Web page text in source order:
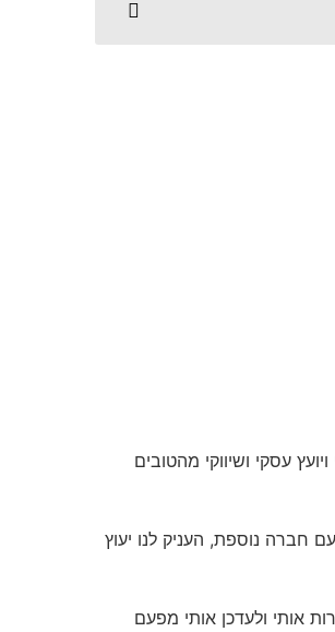
עסקי ושיווקי מהטובים
חברה נוספת, העניק לנו יעוץ
אותי ולעדכן אותי מפעם